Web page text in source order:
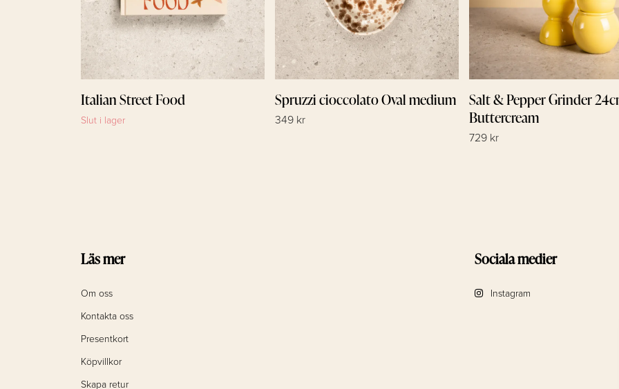
Italian Street Food
Slut i lager
Spruzzi cioccolato Oval medium
349 kr
Salt & Pepper Grinder
Buttercream
729 kr
Läs mer
Om oss
Kontakta oss
Presentkort
Köpvillkor
Skapa retur
Sociala medier
Instagram